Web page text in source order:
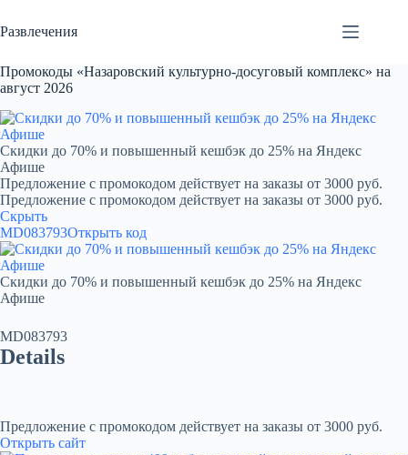
к
сути
Развлечения
Промокоды «Назаровский культурно-досуговый комплекс» на
август 2026
Скидки до 70% и повышенный кешбэк до 25% на Яндекс
Афише
Предложение с промокодом действует на заказы от 3000 руб.
Предложение с промокодом действует на заказы от 3000 руб.
Скрыть
MD083793Открыть код
Скидки до 70% и повышенный кешбэк до 25% на Яндекс
Афише
MD083793
Details
Предложение с промокодом действует на заказы от 3000 руб.
Открыть сайт